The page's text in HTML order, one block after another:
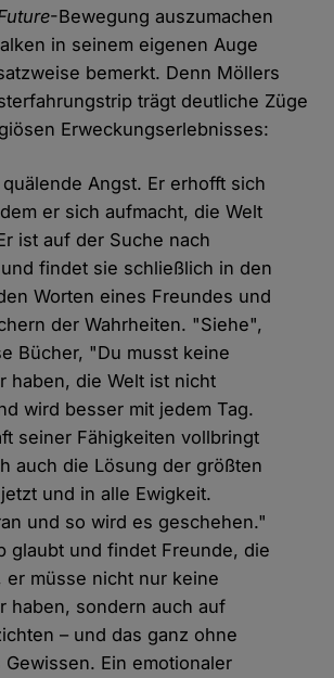
-Bewegung auszumachen
in seinem eigenen Auge
bemerkt. Denn Möllers
trägt deutliche Züge
Erweckungserlebnisses:
Angst. Er erhofft sich
er sich aufmacht, die Welt
ist auf der Suche nach
findet sie schließlich in den
Worten eines Freundes und
der Wahrheiten. "Siehe",
Bücher, "Du musst keine
haben, die Welt ist nicht
wird besser mit jedem Tag.
seiner Fähigkeiten vollbringt
auch die Lösung der größten
und in alle Ewigkeit.
und so wird es geschehen."
glaubt und findet Freunde, die
er müsse nicht nur keine
haben, sondern auch auf
– und das ganz ohne
Ein emotionaler